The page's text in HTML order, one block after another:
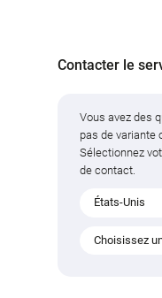
Contacter le
Vous avez des
pas de variante
Sélectionnez
de contact.
États-Unis
Choisissez